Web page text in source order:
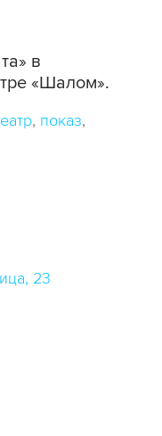
в
«Шалом».
показ
23